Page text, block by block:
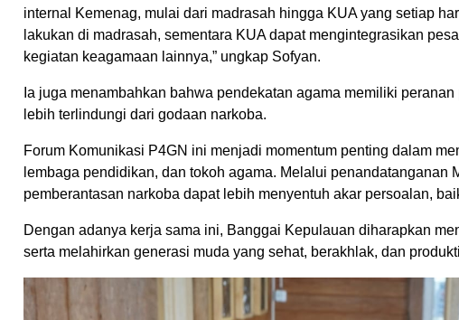
internal Kemenag, mulai dari madrasah hingga KUA yang setiap
lakukan di madrasah, sementara KUA dapat mengintegrasikan
kegiatan keagamaan lainnya,” ungkap Sofyan.
Ia juga menambahkan bahwa pendekatan agama memiliki
lebih terlindungi dari godaan narkoba.
Forum Komunikasi P4GN ini menjadi momentum penting dalam
lembaga pendidikan, dan tokoh agama. Melalui
pemberantasan narkoba dapat lebih menyentuh akar persoalan,
Dengan adanya kerja sama ini, Banggai Kepulauan diharapkan
serta melahirkan generasi muda yang sehat, berakhlak, dan